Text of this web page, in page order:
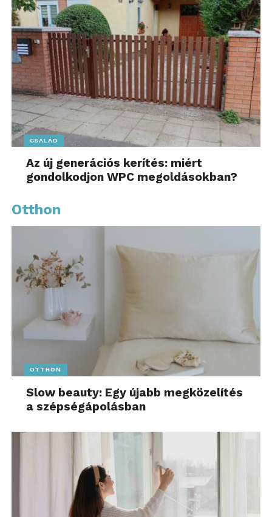
CSALÁD
Az új generációs kerítés: miért
gondolkodjon WPC megoldásokban?
Otthon
OTTHON
Slow beauty: Egy újabb megközelítés
a szépségápolásban